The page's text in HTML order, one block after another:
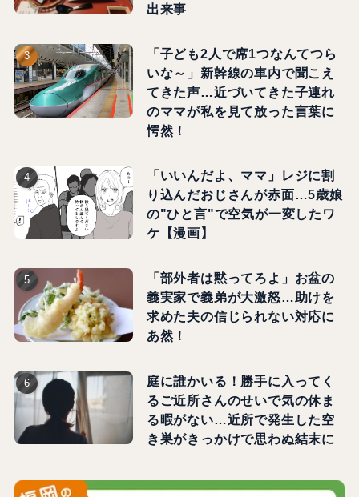
出来事
「子ども2人で席1つなんてつら
いな～」新幹線の車内で聞こえ
てきた声…近づいてきた子連れ
のママが私を見て放った言葉に
愕然！
「いいんだよ、ママ」レジに割
り込んだおじさんが赤面…5歳娘
の"ひと言"で空気が一変したワ
ケ【漫画】
「部外者は黙ってろよ」お盆の
義実家で義弟が大激怒…助けを
求めた夫の信じられない対応に
あ然！
庭に誰かいる！勝手に入ってく
るご近所さんのせいで気の休ま
る暇がない…近所で発生した空
き巣がきっかけで思わぬ結末に